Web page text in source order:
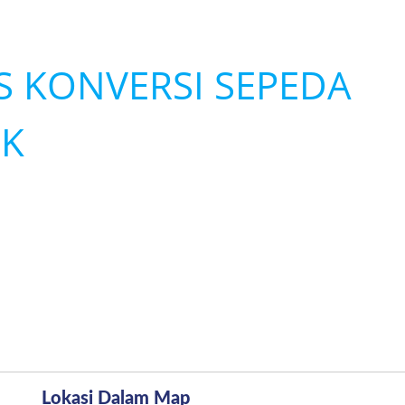
SEPEDA
Lokasi Dalam Map